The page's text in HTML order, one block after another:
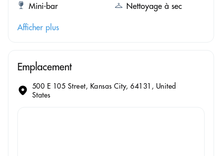
Mini-bar
Nettoyage à sec
Afficher plus
Emplacement
500 E 105 Street, Kansas City, 64131, United
States